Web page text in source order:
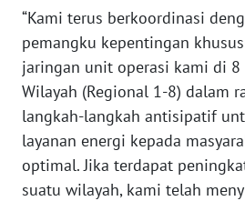
“Kami terus berkoordinasi
pemangku kepentingan
jaringan unit operasi kami di 8
Wilayah (Regional 1-8) dalam
langkah-langkah antisipatif
layanan energi kepada
optimal. Jika terdapat
suatu wilayah, kami telah
BARAT
WN
RIAU
WN
SERAMBI